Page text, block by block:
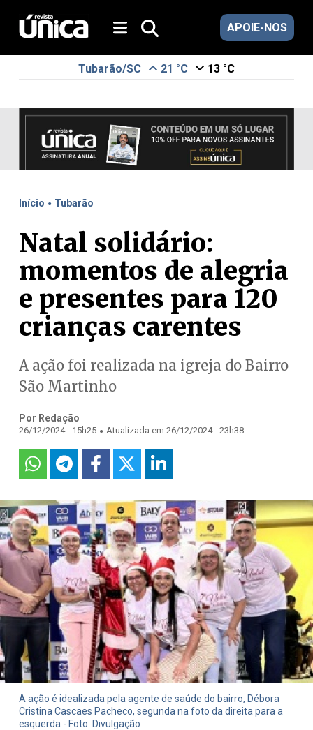
APOIE-NOS
Tubarão/SC 21 °C 13 °C
Início . Tubarão
Natal solidário:
momentos de alegria
e presentes para 120
crianças carentes
A ação foi realizada na igreja do Bairro
São Martinho
Por Redação
26/12/2024 - 15h25 . Atualizada em 26/12/2024 - 23h38
A ação é idealizada pela agente de saúde do bairro, Débora
Cristina Cascaes Pacheco, segunda na foto da direita para a
esquerda - Foto: Divulgação